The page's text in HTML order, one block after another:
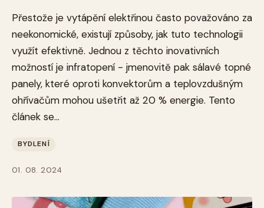
Přestože je vytápění elektřinou často považováno za
neekonomické, existují způsoby, jak tuto technologii
využít efektivně. Jednou z těchto inovativních
možností je infratopení - jmenovitě pak sálavé topné
panely, které oproti konvektorům a teplovzdušným
ohřívačům mohou ušetřit až 20 % energie. Tento
článek se...
BYDLENÍ
01. 08. 2024